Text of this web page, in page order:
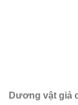
Dương vật giả